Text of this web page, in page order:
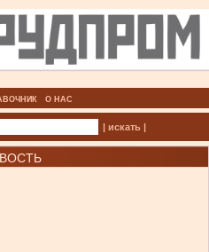
О НАС
| искать |